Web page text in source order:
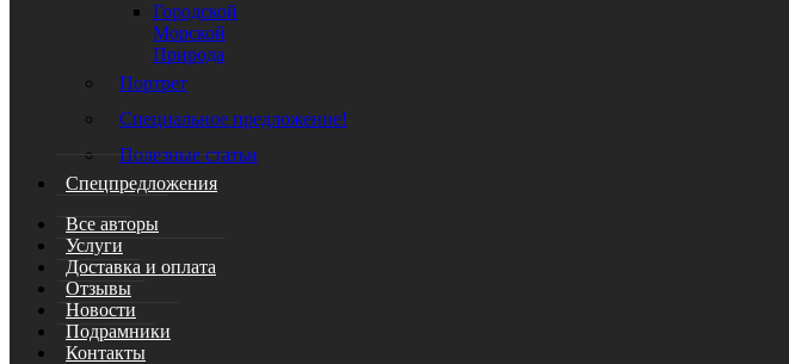
Городской
Морской
Природа
Портрет
Специальное предложение!
Полезные статьи
Спецпредложения
Все авторы
Услуги
Доставка и оплата
Отзывы
Новости
Подрамники
Контакты